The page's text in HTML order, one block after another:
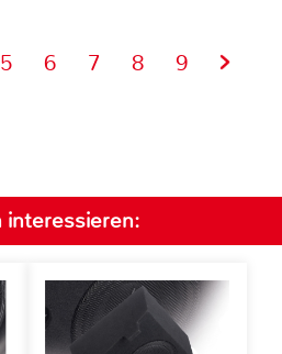
5 6 7 8 9
interessieren: